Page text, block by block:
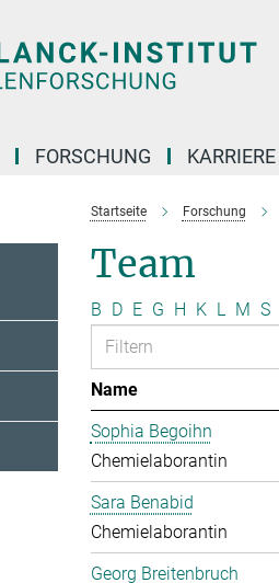
FORSCHUNG KARRIERE
Startseite Forschung
Team
B D E G H K L M S
Name
Sophia Begoihn
Chemielaborantin
Sara Benabid
Chemielaborantin
Georg Breitenbruch